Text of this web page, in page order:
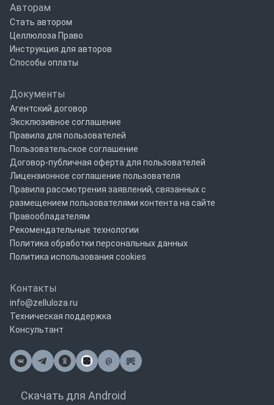
Авторам
Стать автором
Целлюлоза Право
Инструкция для авторов
Способы оплаты
Документы
Агентский договор
Эксклюзивное соглашение
Правила для пользователей
Пользовательское соглашение
Договор-публичная оферта для пользователей
Лицензионное соглашение пользователя
Правила рассмотрения заявлений, связанных с
размещением пользователями контента на сайте
Правообладателям
Рекомендательные технологии
Политика обработки персональных данных
Политика использования cookies
Контакты
info@zelluloza.ru
Техническая поддержка
Консультант
@
Почта
Скачать для Android